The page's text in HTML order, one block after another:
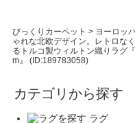
びっくりカーペット > ヨーロッ
ゃれな北欧デザイン。レトロな
るトルコ製ウィルトン織りラ
m』 (ID:189783058)
カテゴリから探す
ラグ